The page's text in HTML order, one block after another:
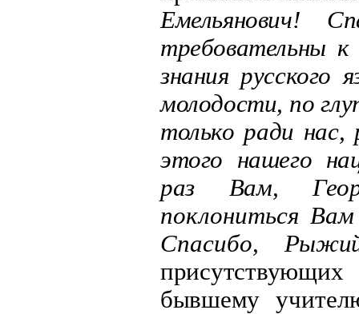
Емельянович!
требовательны
знания
молодости, по
только ради нас,
этого нашего
раз Вам,
поклониться
Спасибо,
бывшему